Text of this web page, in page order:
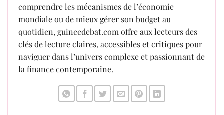
comprendre les mécanismes de l’économie
mondiale ou de mieux gérer son budget au
quotidien, guineedebat.com offre aux lecteurs des
clés de lecture claires, accessibles et critiques pour
naviguer dans l’univers complexe et passionnant de
la finance contemporaine.